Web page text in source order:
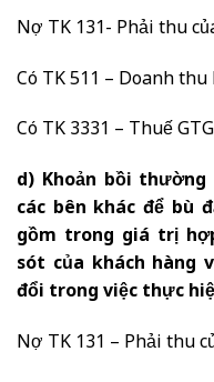
Nợ TK 131- Phải thu
Có TK 511 – Doanh
Có TK 3331 – Thuế
d) Khoản bồi
các bên khác để bù
gồm trong giá trị
sót của khách hàng
đổi trong việc thực
Nợ TK 131 – Phải thu